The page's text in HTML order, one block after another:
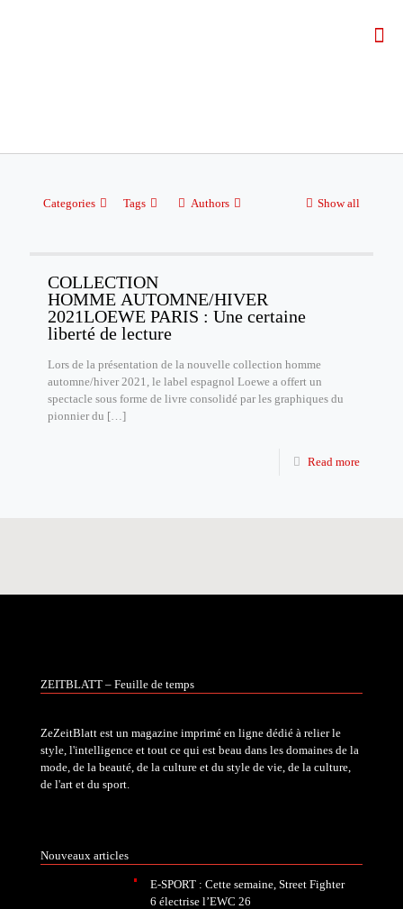
Categories Tags Authors Show all
COLLECTION
HOMME AUTOMNE/HIVER
2021LOEWE PARIS : Une certaine
liberté de lecture
Lors de la présentation de la nouvelle collection homme
automne/hiver 2021, le label espagnol Loewe a offert un
spectacle sous forme de livre consolidé par les graphiques du
pionnier du […]
Read more
ZEITBLATT – Feuille de temps
ZeZeitBlatt est un magazine imprimé en ligne dédié à relier le
style, l'intelligence et tout ce qui est beau dans les domaines de la
mode, de la beauté, de la culture et du style de vie, de la culture,
de l'art et du sport.
Nouveaux articles
E-SPORT : Cette semaine, Street Fighter
6 électrise l’EWC 26